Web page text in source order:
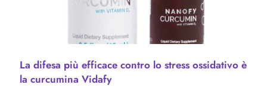
La difesa più efficace contro lo stress ossidativo è
la curcumina Vidafy